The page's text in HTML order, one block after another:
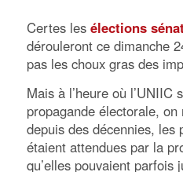
Certes les élections
dérouleront ce dimanche
pas les choux gras des
Mais à l’heure où l’UNIIC
propagande électorale,
depuis des décennies, les
étaient attendues par la
qu’elles pouvaient parfois